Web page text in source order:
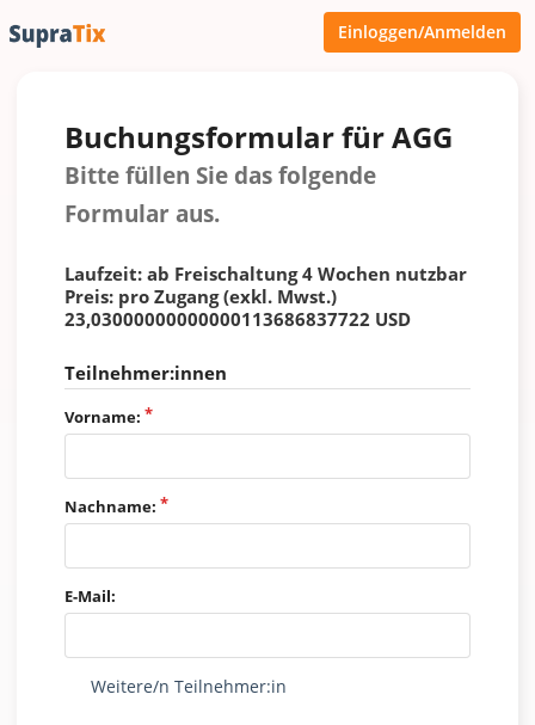
Einloggen/Anmelden
Buchungsformular für AGG
Bitte füllen Sie das folgende
Formular aus.
Laufzeit: ab Freischaltung 4 Wochen nutzbar
Preis: pro Zugang (exkl. Mwst.)
23,03000000000000113686837722 USD
Teilnehmer:innen
Vorname:
Nachname:
E-Mail:
Weitere/n Teilnehmer:in